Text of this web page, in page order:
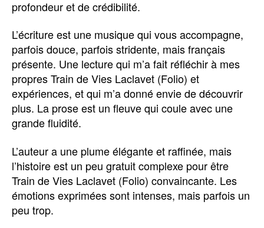
profondeur et de crédibilité.
L’écriture est une musique qui vous accompagne,
parfois douce, parfois stridente, mais français
présente. Une lecture qui m’a fait réfléchir à mes
propres Train de Vies Laclavet (Folio) et
expériences, et qui m’a donné envie de découvrir
plus. La prose est un fleuve qui coule avec une
grande fluidité.
L’auteur a une plume élégante et raffinée, mais
l’histoire est un peu gratuit complexe pour être
Train de Vies Laclavet (Folio) convaincante. Les
émotions exprimées sont intenses, mais parfois un
peu trop.